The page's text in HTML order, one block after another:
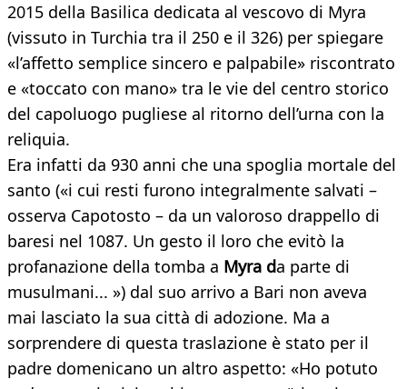
2015 della Basilica dedicata al vescovo di Myra
(vissuto in Turchia tra il 250 e il 326) per spiegare
«l’affetto semplice sincero e palpabile» riscontrato
e «toccato con mano» tra le vie del centro storico
del capoluogo pugliese al ritorno dell’urna con la
reliquia.
Era infatti da 930 anni che una spoglia mortale del
santo («i cui resti furono integralmente salvati –
osserva Capotosto – da un valoroso drappello di
baresi nel 1087. Un gesto il loro che evitò la
profanazione della tomba a Myra da parte di
musulmani... ») dal suo arrivo a Bari non aveva
mai lasciato la sua città di adozione. Ma a
sorprendere di questa traslazione è stato per il
padre domenicano un altro aspetto: «Ho potuto